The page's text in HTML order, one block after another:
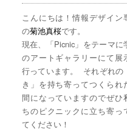
こんにちは！情報デザイン
の菊池真桜です。
現在、「Picnic」をテーマに
のアートギャラリーにて展
行っています。 それぞれの
き」を持ち寄ってつくられ
間になっていますのでぜひ
ちのピクニックに立ち寄っ
てください！